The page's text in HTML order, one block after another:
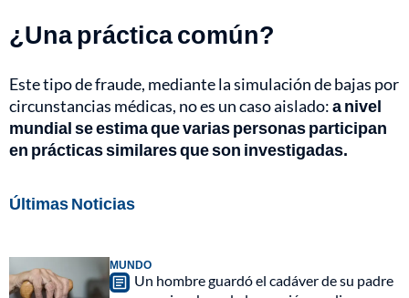
¿Una práctica común?
Este tipo de fraude, mediante la simulación de bajas por
circunstancias médicas, no es un caso aislado:a nivel
mundial se estima que varias personas participan
en prácticas similares que son investigadas.
Últimas Noticias
MUNDO
Un hombre guardó el cadáver de su padre